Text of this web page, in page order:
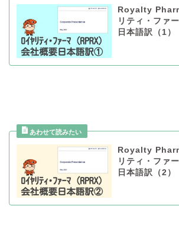
Royalty
リティ・ファ
日本語訳（1）
Royalty
リティ・ファ
日本語訳（2）